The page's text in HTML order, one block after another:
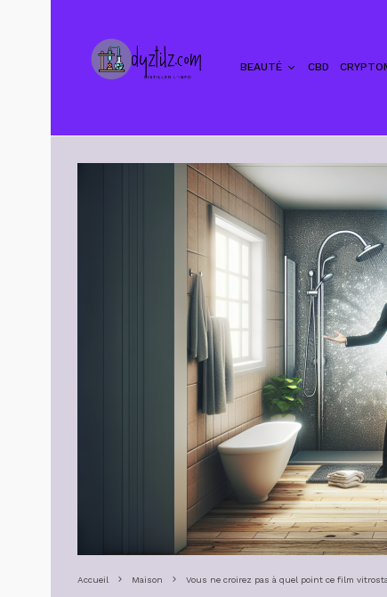
BEAUTÉ CBD
Accueil Maison Vous ne croirez pas à quel point ce film